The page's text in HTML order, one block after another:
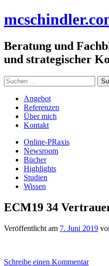
Inhalt
mcschindler
Beratung und
und strategischer
Suchen
nach:
Angebot
Referenzen
Über mich
Kontakt
Online-PRaxis
Newsroom
Bücher
Highlights
Studien
Wissen
ECM19 34
Veröffentlicht am 7. Juni 2019
Schreibe einen Kommentar